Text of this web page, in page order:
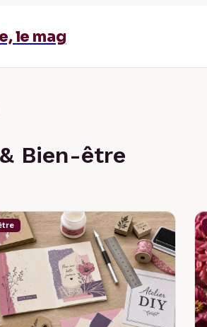
le mag
Bien-être